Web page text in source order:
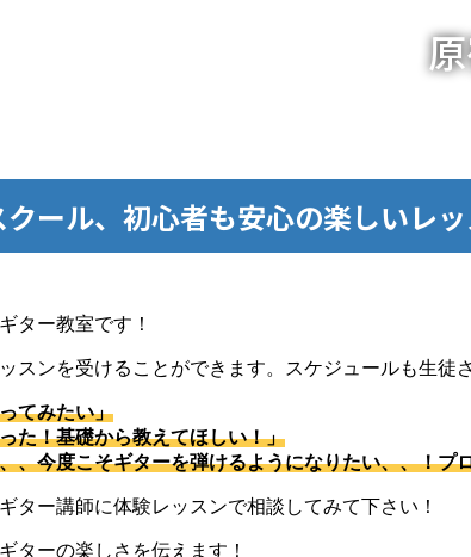
ール、初心者も安心の楽しいレッ
ター教室です！
スンを受けることができます。スケジュールも生徒
てみたい」
た！基礎から教えてほしい！」
、今度こそギターを弾けるようになりたい、、！プ
ター講師に体験レッスンで相談してみて下さい！
ターの楽しさを伝えます！